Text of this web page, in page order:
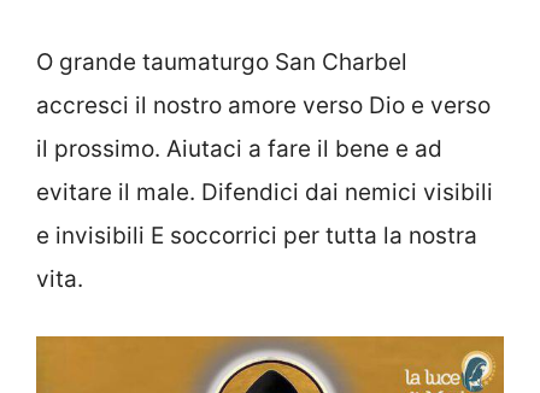
O grande taumaturgo San Charbel
accresci il nostro amore verso Dio e verso
il prossimo. Aiutaci a fare il bene e ad
evitare il male. Difendici dai nemici visibili
e invisibili E soccorrici per tutta la nostra
vita.